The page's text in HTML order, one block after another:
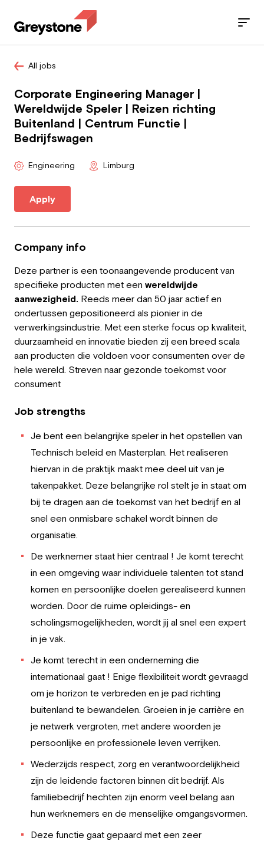
Employee
Employer
Working at Greystone
About us
Team
EN
Jobs
Services
Sectors
Blog
All jobs
Corporate Engineering Manager |
Wereldwijde Speler | Reizen richting
Buitenland | Centrum Functie |
Bedrijfswagen
Engineering Limburg
Apply
Company info
Deze partner is een toonaangevende producent van
specifieke producten met een wereldwijde
aanwezigheid. Reeds meer dan 50 jaar actief en
ondertussen gepositioneerd als pionier in de
verwerkingsindustrie. Met een sterke focus op kwaliteit,
duurzaamheid en innovatie bieden zij een breed scala
aan producten die voldoen voor consumenten over de
hele wereld. Streven naar gezonde toekomst voor
consument
Job strengths
Je bent een belangrijke speler in het opstellen van
Technisch beleid en Masterplan. Het realiseren
hiervan in de praktijk maakt mee deel uit van je
takenpakket. Deze belangrijke rol stelt je in staat om
bij te dragen aan de toekomst van het bedrijf en al
snel een onmisbare schakel wordt binnen de
organisatie.
De werknemer staat hier centraal ! Je komt terecht
in een omgeving waar individuele talenten tot stand
komen en persoonlijke doelen gerealiseerd kunnen
worden. Door de ruime opleidings- en
scholingsmogelijkheden, wordt jij al snel een expert
in je vak.
Je komt terecht in een onderneming die
internationaal gaat ! Enige flexibiliteit wordt gevraagd
om je horizon te verbreden en je pad richting
buitenland te bewandelen. Groeien in je carrière en
je netwerk vergroten, met andere woorden je
persoonlijke en professionele leven verrijken.
Wederzijds respect, zorg en verantwoordelijkheid
zijn de leidende factoren binnen dit bedrijf. Als
familiebedrijf hechten zijn enorm veel belang aan
hun werknemers en de menselijke omgangsvormen.
Deze functie gaat gepaard met een zeer